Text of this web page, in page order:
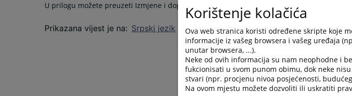
U prilogu možete preuzeti Izmjene i dopune plana javnih nabavki Osnovnog suda u Kotor
Prikazana vijest je na: Srpski jezik
Korištenje kolačića
Ova web stranica koristi određene skripte koje
informacije iz vašeg browsera i vašeg uređaja
unutar browsera, ...).
Neke od ovih informacija su nam neophodne i
fukcionisati u svom punom obimu, dok neke
stvari (npr. procjenu nivoa posjećenosti,
Na ovom mjestu možete dozvoliti ili uskratiti